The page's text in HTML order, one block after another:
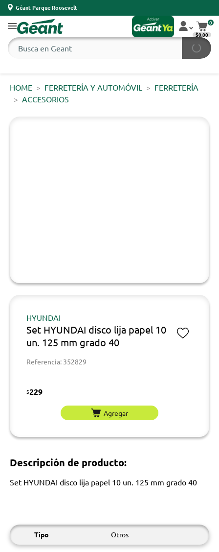
Géant Parque Roosevelt
0
$0,00
HOME FERRETERÍA Y AUTOMÓVIL
FERRETERÍA
ACCESORIOS
HYUNDAI
Set HYUNDAI disco lija papel 10
un. 125 mm grado 40
Referencia: 352829
$229
Agregar
Descripción de producto:
Set HYUNDAI disco lija papel 10 un. 125 mm grado 40
Tipo Otros